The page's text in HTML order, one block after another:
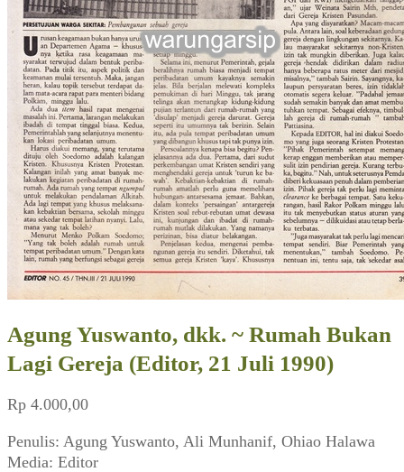
Agung Yuswanto, dkk. ~ Rumah Bukan
Lagi Gereja (Editor, 21 Juli 1990)
Rp 4.000,00
Penulis: Agung Yuswanto, Ali Munhanif, Ohiao Halawa
Media: Editor